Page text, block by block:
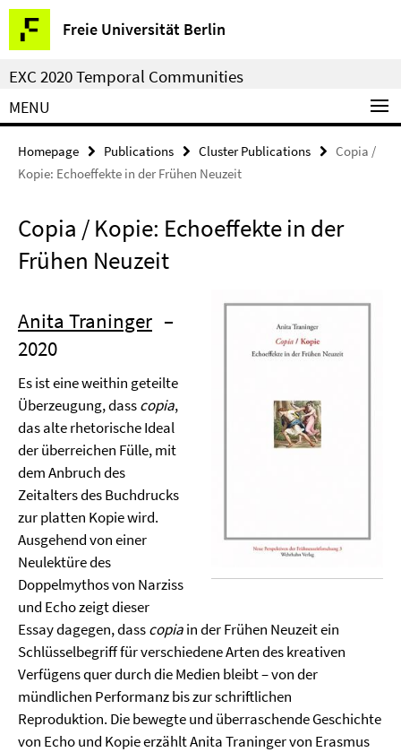
Springe
direkt
zu
Inhalt
Freie Universität Berlin
Service
Navigation
EXC 2020 Temporal Communities
MENU
Homepage Publications Cluster Publications
Copia /
Kopie: Echoeffekte in der Frühen Neuzeit
Copia / Kopie: Echoeffekte in der
Frühen Neuzeit
Anita Traninger –
2020
Es ist eine weithin geteilte
Überzeugung, dasscopia,
das alte rhetorische Ideal
der überreichen Fülle, mit
dem Anbruch des
Zeitalters des Buchdrucks
zur platten Kopie wird.
Ausgehend von einer
Neulektüre des
Doppelmythos von Narziss
und Echo zeigt dieser
Essay dagegen, dasscopiain der Frühen Neuzeit ein
Schlüsselbegriff für verschiedene Arten des kreativen
Verfügens quer durch die Medien bleibt – von der
mündlichen Performanz bis zur schriftlichen
Reproduktion. Die bewegte und überraschende Geschichte
von Echo und Kopie erzählt Anita Traninger von Erasmus